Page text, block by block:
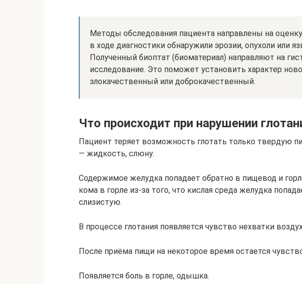
Методы обследования пациента направлены на
в ходе диагностики обнаружили эрозии, опухоли или
Полученный биоптат (биоматериал) направляют на
исследование. Это поможет установить характер
злокачественный или доброкачественный.
Что происходит при нарушении
Пациент теряет возможность глотать только твердую
— жидкость, слюну.
Содержимое желудка попадает обратно в пищевод и
кома в горле из-за того, что кислая среда желудка
слизистую.
В процессе глотания появляется чувство нехватки
После приёма пищи на некоторое время остается
Появляется боль в горле, одышка.